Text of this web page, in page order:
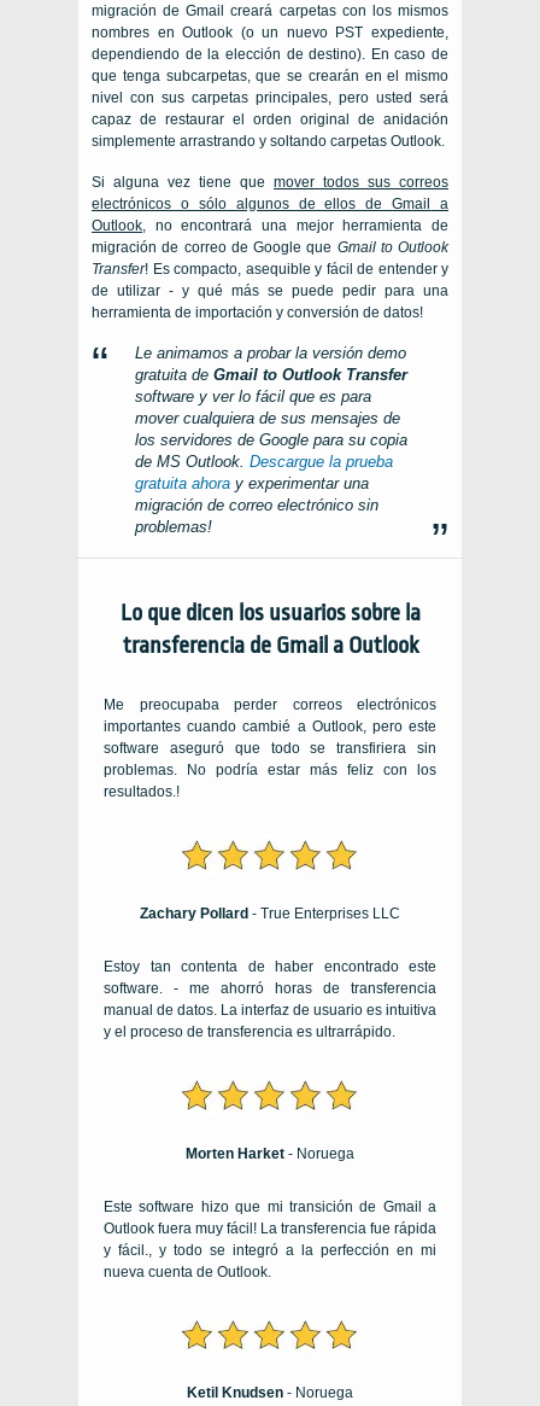
migración de Gmail creará carpetas con los mismos
nombres enOutlook (o un nuevo PST expediente,
dependiendo de la elección de destino). En caso de
que tenga subcarpetas, que se crearán en el mismo
nivel con sus carpetas principales, pero usted será
capaz de restaurar el orden original de anidación
simplemente arrastrando y soltando carpetas Outlook.
Si alguna vez tiene que mover todos sus correos
electrónicos o sólo algunos de ellos deGmail
a
Outlook, no encontrará una mejor herramienta de
migración de correo de Google que Gmail to Outlook
Transfer! Es compacto, asequible y fácil de entender y
de utilizar - y qué más se puede pedir para una
herramienta de importación y conversión de datos!
Le animamos a probar la versión demo
gratuita de Gmail to Outlook Transfer
software y ver lo fácil que es para
mover cualquiera de sus mensajes de
los servidores de Google para su copia
de MS Outlook. Descargue la prueba
gratuita ahora y experimentar una
migración de correo electrónico sin
problemas!
Lo que dicen los usuarios sobre la
transferencia de Gmail a Outlook
Me preocupaba perder correos electrónicos
importantes cuando cambié a Outlook, pero este
software aseguró que todo se transfiriera sin
problemas. No podría estar más feliz con los
resultados.!
Zachary Pollard - True Enterprises LLC
Estoy tan contenta de haber encontrado este
software. - me ahorró horas de transferencia
manual de datos. La interfaz de usuario es intuitiva
y el proceso de transferencia es ultrarrápido.
Morten Harket - Noruega
Este software hizo que mi transición de Gmail a
Outlook fuera muy fácil! La transferencia fue rápida
y fácil., y todo se integró a la perfección en mi
nueva cuenta de Outlook.
Ketil Knudsen - Noruega